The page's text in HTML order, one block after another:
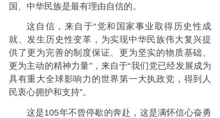
国、中华民族是最有理由自信的。
这自信，来自于“党和国家事业取得历史性成
就、发生历史性变革，为实现中华民族伟大复兴提
供了更为完善的制度保证、更为坚实的物质基础、
更为主动的精神力量”，来自于“我们党已经发展成为
具有重大全球影响力的世界第一大执政党，得到人
民衷心拥护和支持”。
这是105年不曾停歇的奔赴，这是满怀信心奋勇